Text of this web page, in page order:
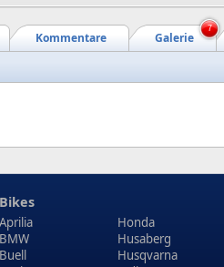
Galerie
Kommentare
7
Bikes
Aprilia
BMW
Buell
Honda
Husaberg
Husqvarna